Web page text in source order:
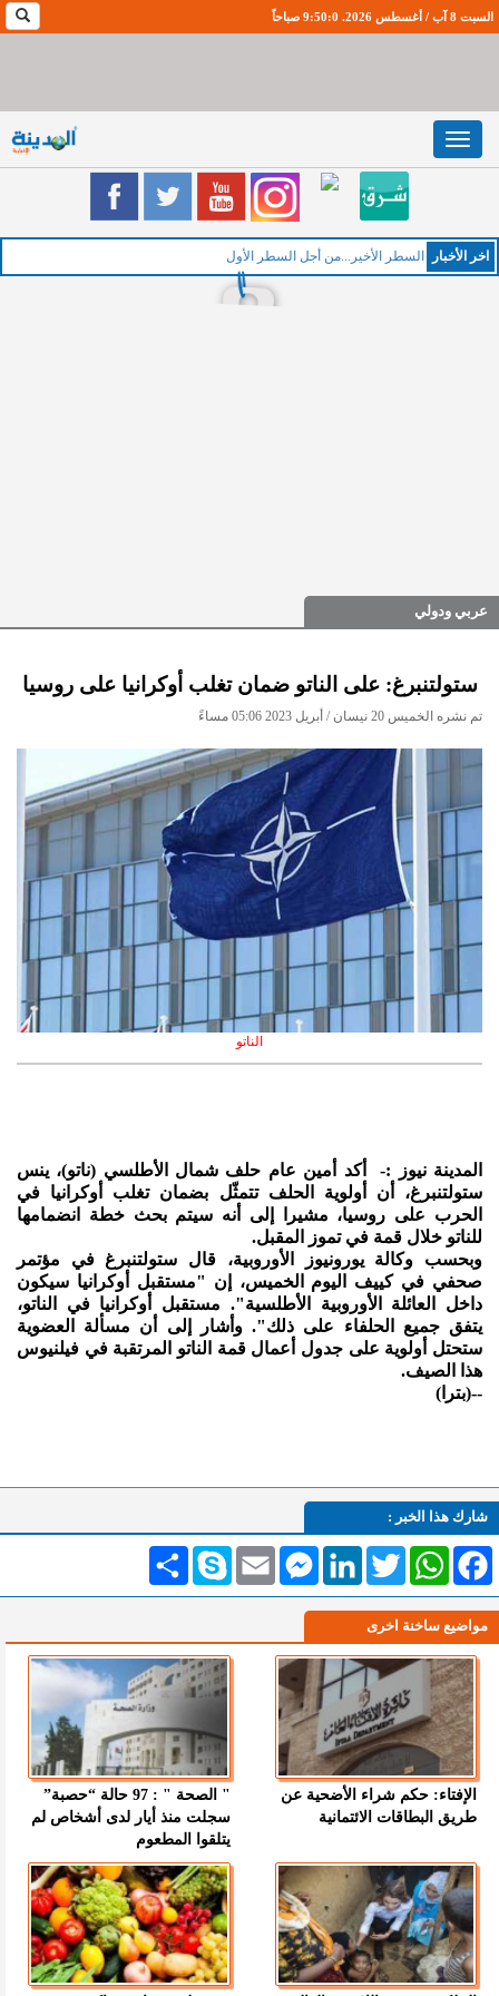
السبت 8 آب / أغسطس 2026. 9:50:1 صباحاً
Toggle
navigation
اخر اﻷخبار السطر الأخير...من أجل السطر الأول
عربي ودولي
ستولتنبرغ: على الناتو ضمان تغلب أوكرانيا على روسيا
تم نشره الخميس 20 نيسان / أبريل 2023 05:06 مساءً
الناتو
المدينة نيوز :- أكد أمين عام حلف شمال الأطلسي (ناتو)، ينس
ستولتنبرغ، أن أولوية الحلف تتمثّل بضمان تغلب أوكرانيا في
الحرب على روسيا، مشيرا إلى أنه سيتم بحث خطة انضمامها
للناتو خلال قمة في تموز المقبل.
وبحسب وكالة يورونيوز الأوروبية، قال ستولتنبرغ في مؤتمر
صحفي في كييف اليوم الخميس، إن "مستقبل أوكرانيا سيكون
داخل العائلة الأوروبية الأطلسية". مستقبل أوكرانيا في الناتو،
يتفق جميع الحلفاء على ذلك". وأشار إلى أن مسألة العضوية
ستحتل أولوية على جدول أعمال قمة الناتو المرتقبة في فيلنيوس
هذا الصيف.
--(بترا)
شارك هذا الخبر :
انشر Skype Email
MessengerLinkedInTwitterWhatsAppFacebook
مواضيع ساخنة اخرى
الإفتاء: حكم شراء الأضحية عن
طريق البطاقات الائتمانية
" الصحة " : 97 حالة “حصبة”
سجلت منذ أيار لدى أشخاص لم
يتلقوا المطعوم